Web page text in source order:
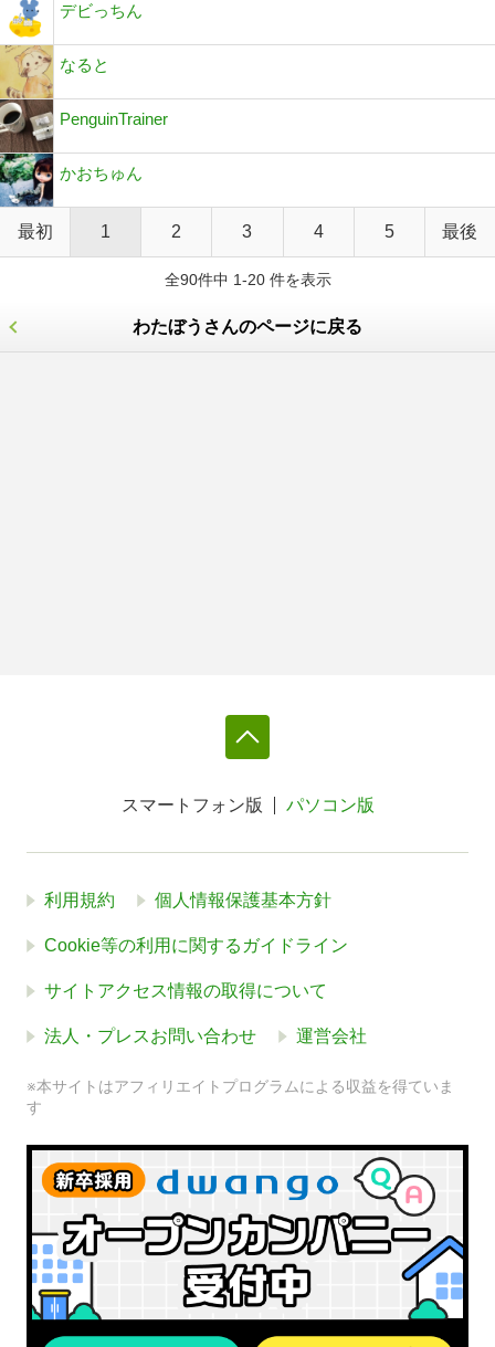
デビっちん
なると
PenguinTrainer
かおちゅん
最初 1 2 3 4 5 最後
全90件中 1-20 件を表示
わたぼうさんのページに戻る
スマートフォン版 パソコン版
利用規約 個人情報保護基本方針
Cookie等の利用に関するガイドライン
サイトアクセス情報の取得について
法人・プレスお問い合わせ 運営会社
※本サイトはアフィリエイトプログラムによる収益を得ていま
す